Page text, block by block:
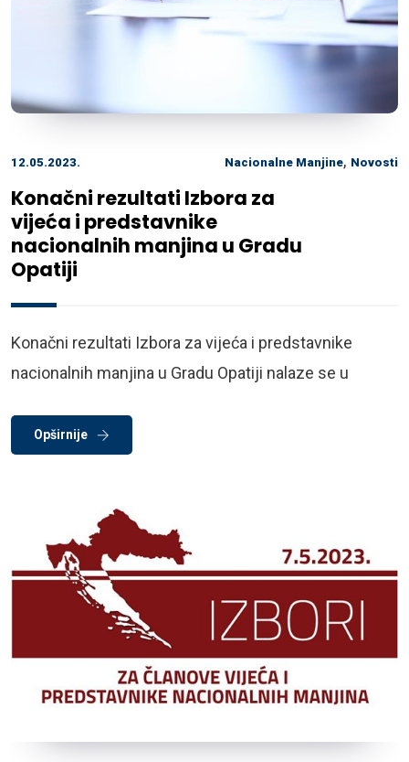
12.05.2023. Nacionalne Manjine, Novosti
Konačni rezultati Izbora za
vijeća i predstavnike
nacionalnih manjina u Gradu
Opatiji
Konačni rezultati Izbora za vijeća i predstavnike
nacionalnih manjina u Gradu Opatiji nalaze se u
Opširnije